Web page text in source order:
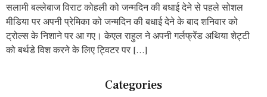
सलामी बल्लेबाज विराट कोहली को जन्मदिन की बधाई देने से पहले सोशल
मीडिया पर अपनी प्रेमिका को जन्मदिन की बधाई देने के बाद शनिवार को
ट्रोल्स के निशाने पर आ गए। केएल राहुल ने अपनी गर्लफ्रेंड अथिया शेट्टी
को बर्थडे विश करने के लिए ट्विटर पर […]
Categories